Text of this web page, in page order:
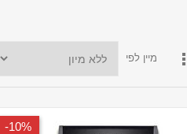
מיין לפי
10%-